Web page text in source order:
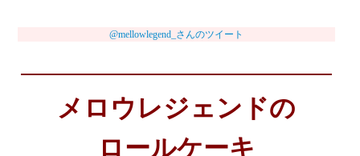
@mellowlegend_さんのツイート
メロウレジェンドの
ロールケーキ